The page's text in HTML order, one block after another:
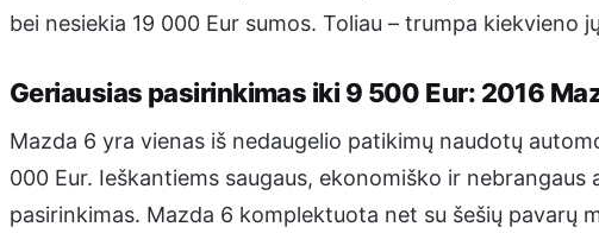
bei nesiekia 19 000 Eur sumos. Toliau – trumpa kiekvieno
Geriausias pasirinkimas iki 9 500 Eur: 2016
Mazda 6 yra vienas iš nedaugelio patikimų naudotų
000 Eur. Ieškantiems saugaus, ekonomiško ir
pasirinkimas. Mazda 6 komplektuota net su šešių pavarų